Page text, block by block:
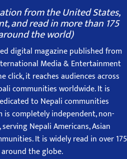
from the United States,
and read in more than 175
the world)
digital magazine published from
Media & Entertainment
click, it reaches audiences across
communities worldwide. It is
to Nepali communities
is completely independent, non-
Nepali Americans, Asian
It is widely read in over 175
the globe.